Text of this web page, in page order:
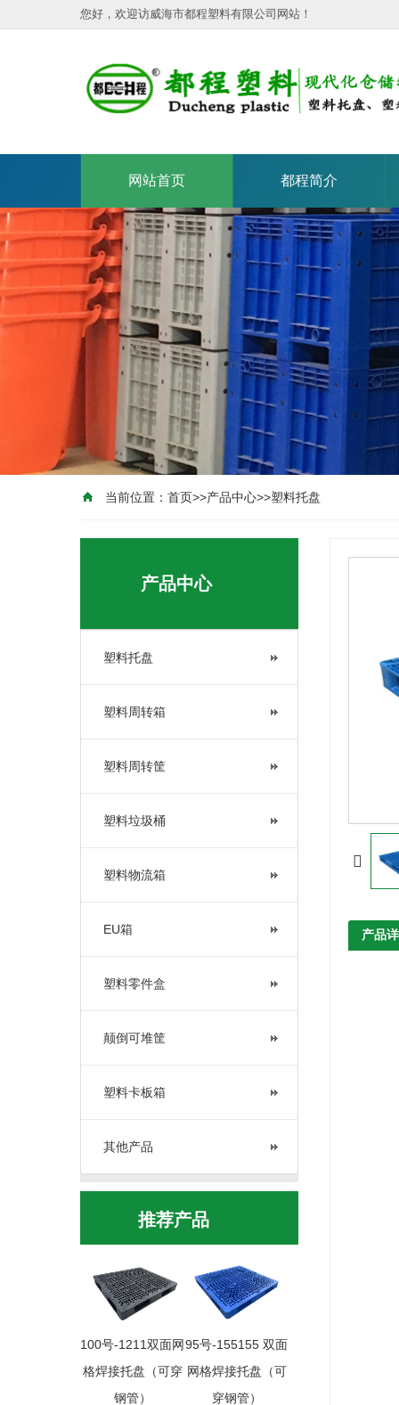
您好，欢迎访威海市都程塑料有限公司网站！
网站首页 都程简介
当前位置： 首页>>产品中心>>塑料托盘
产品中心
塑料托盘
塑料周转箱
塑料周转筐
塑料垃圾桶
塑料物流箱
EU箱
塑料零件盒
颠倒可堆筐
塑料卡板箱
其他产品
推荐产品
100号-1211双面网
格焊接托盘（可穿
钢管）
95号-155155 双面
网格焊接托盘（可
穿钢管）
产品